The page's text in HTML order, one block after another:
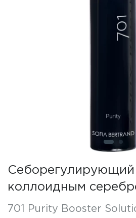
Себорегулирующий
коллоидным
701 Purity Booster